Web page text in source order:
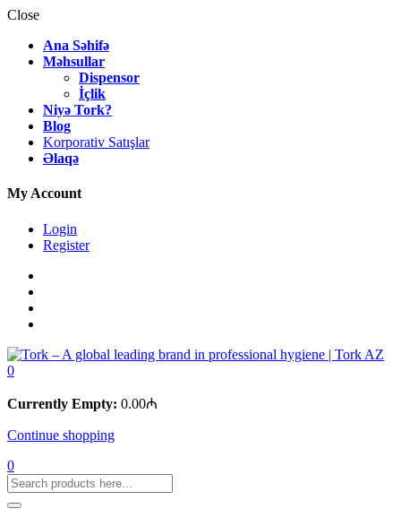
Close
Ana Səhifə
Məhsullar
Dispensor
İçlik
Niyə Tork?
Blog
Korporativ Satışlar
Əlaqə
My Account
Login
Register
0
Currently Empty: 0.00₼
Continue shopping
0